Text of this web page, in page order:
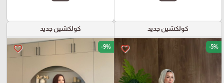
كولكشين جديد
favorite_border -5%
كولكشين جديد
favorite_border -9%